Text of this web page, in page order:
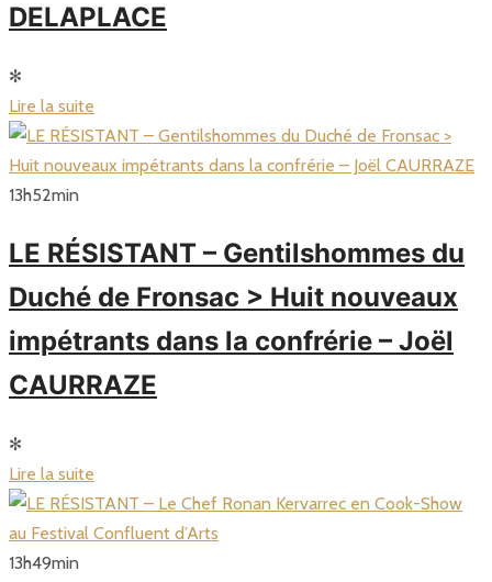
DELAPLACE
✻
Lire la suite
13h52min
LE RÉSISTANT – Gentilshommes du
Duché de Fronsac > Huit nouveaux
impétrants dans la confrérie – Joël
CAURRAZE
✻
Lire la suite
13h49min